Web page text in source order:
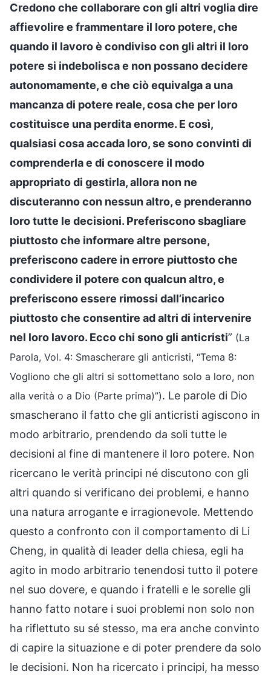
Credono che collaborare con gli altri voglia dire
affievolire e frammentare il loro potere, che
quando il lavoro è condiviso con gli altri il loro
potere si indebolisca e non possano decidere
autonomamente, e che ciò equivalga a una
mancanza di potere reale, cosa che per loro
costituisce una perdita enorme. E così,
qualsiasi cosa accada loro, se sono convinti di
comprenderla e di conoscere il modo
appropriato di gestirla, allora non ne
discuteranno con nessun altro, e prenderanno
loro tutte le decisioni. Preferiscono sbagliare
piuttosto che informare altre persone,
preferiscono cadere in errore piuttosto che
condividere il potere con qualcun altro, e
preferiscono essere rimossi dall’incarico
piuttosto che consentire ad altri di intervenire
nel loro lavoro. Ecco chi sono gli anticristi” (La
Parola, Vol. 4: Smascherare gli anticristi, “Tema 8:
Vogliono che gli altri si sottomettano solo a loro, non
alla verità o a Dio (Parte prima)”). Le parole di Dio
smascherano il fatto che gli anticristi agiscono in
modo arbitrario, prendendo da soli tutte le
decisioni al fine di mantenere il loro potere. Non
ricercano le verità principi né discutono con gli
altri quando si verificano dei problemi, e hanno
una natura arrogante e irragionevole. Mettendo
questo a confronto con il comportamento di Li
Cheng, in qualità di leader della chiesa, egli ha
agito in modo arbitrario tenendosi tutto il potere
nel suo dovere, e quando i fratelli e le sorelle gli
hanno fatto notare i suoi problemi non solo non
ha riflettuto su sé stesso, ma era anche convinto
di capire la situazione e di poter prendere da solo
le decisioni. Non ha ricercato i principi, ha messo